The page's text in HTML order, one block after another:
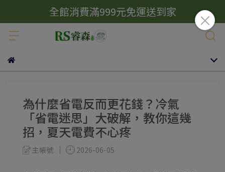
全館消費滿999元免運送到家
為什麼省電反而更花錢？冷氣
「省電迷思」大破解，教你這幾
招，夏天電費不心疼
主帳號 2026-06-05